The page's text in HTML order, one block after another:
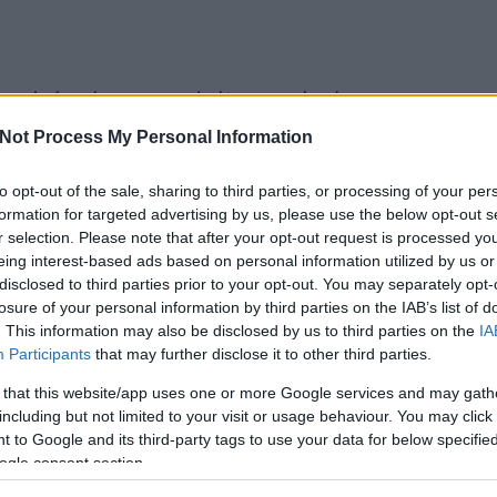
Process My Personal Information
opt-out of the sale, sharing to third parties, or processing of your
for targeted advertising by us, please use the below opt-out
selection. Please note that after your opt-out request is processed
interest-based ads based on personal information utilized by us
to third parties prior to your opt-out. You may separately
of your personal information by third parties on the IAB’s list of
This information may also be disclosed by us to third parties on the
Participants that may further disclose it to other third parties.
that this website/app uses one or more Google services and may
but not limited to your visit or usage behaviour. You may
to Google and its third-party tags to use your data for below
consent section.
irányba mozdultam, ahol
lehetőség
kihívás számomra az
a létrehozása. Úgy
foglalkoznék, akkor
ennyit kihozni magamból.
működnek a társadalmi vállalkozások, ezért
amit el is nyertem. Nonprofit szervezeteket,